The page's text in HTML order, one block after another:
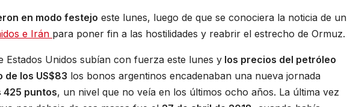
en modo festejo este lunes, luego de que se conociera la noticia de un
e Irán para poner fin a las hostilidades y reabrir el estrecho de Ormuz.
Estados Unidos subían con fuerza este lunes y los precios del petróleo
de los US$83 los bonos argentinos encadenaban una nueva jornada
425 puntos, un nivel que no veía en los últimos ocho años. La última vez